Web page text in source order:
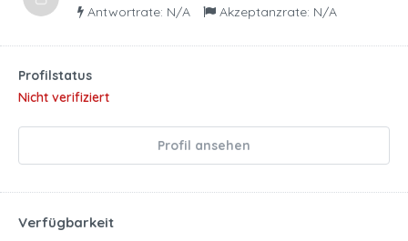
Antwortrate: N/A Akzeptanzrate: N/A
Profilstatus
Nicht verifiziert
Profil ansehen
Verfügbarkeit